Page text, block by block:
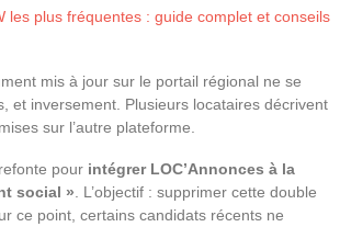
les plus fréquentes : guide complet et conseils
mis à jour sur le portail régional ne se
et inversement. Plusieurs locataires décrivent
sur l’autre plateforme.
pour intégrer LOC’Annonces à la
social » . L’objectif : supprimer cette double
ce point, certains candidats récents ne